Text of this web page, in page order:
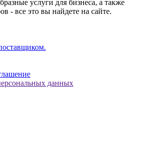
услуги для бизнеса, а также
- все это вы найдете на сайте.
данных